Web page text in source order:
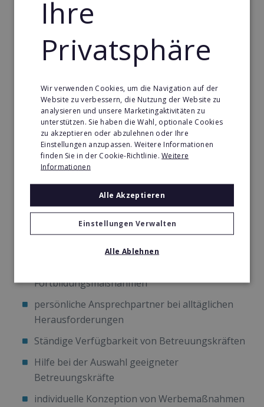
möchte, vor Ort eigene, geeignete
Werbemaßnahmen zu ergreifen falls nötig.
diesem Fall mit Idee, Vorlagen und Kontakten
vollumfänglich und unterstützend zur Verfügung.
Einmalige Eintrittsgebühr in das
Betreuungswelt System: 4.990,-
Bei der Erstellung eines Businessplanes bzw. einer
Liquiditätsplanung für ihr Geschäft unterstützen
wir Sie gerne.
Unser Service für Sie:
Hilfe bei der Unternehmensgründung durch
Businessplanerstellung, Liquiditätsplanung und
nachweisbare Umsätze bei Partneragenturen
Fortbildungsmaßnahmen
persönliche Ansprechpartner bei alltäglichen
Herausforderungen
Ständige Verfügbarkeit von Betreuungskräften
Hilfe bei der Auswahl geeigneter
Betreuungskräfte
individuelle Konzeption von Werbemaßnahmen
Ihre
Privatsphäre
Wir verwenden Cookies, um die Navigation auf der
Website zu verbessern, die Nutzung der Website zu
analysieren und unsere Marketingaktivitäten zu
unterstützen. Sie haben die Wahl, optionale Cookies
zu akzeptieren oder abzulehnen oder Ihre
Einstellungen anzupassen. Weitere Informationen
finden Sie in der Cookie-Richtlinie.Weitere
Informationen
Alle Akzeptieren
Einstellungen Verwalten
Alle Ablehnen